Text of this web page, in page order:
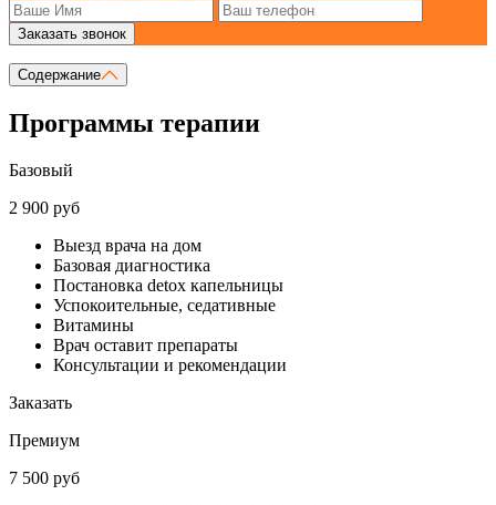
Заказать звонок
Содержание
Программы терапии
Базовый
2 900 руб
Выезд врача на дом
Базовая диагностика
Постановка detox капельницы
Успокоительные, седативные
Витамины
Врач оставит препараты
Консультации и рекомендации
Заказать
Премиум
7 500 руб